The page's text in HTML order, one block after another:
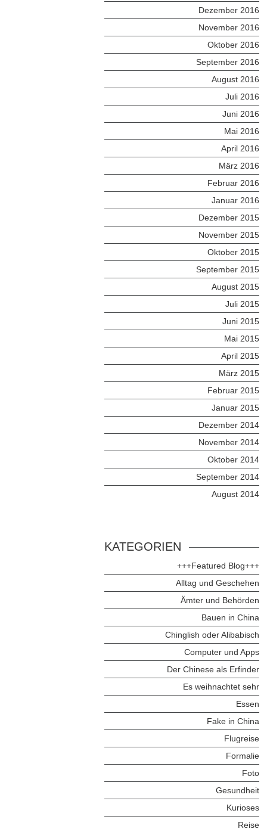
Dezember 2016
November 2016
Oktober 2016
September 2016
August 2016
Juli 2016
Juni 2016
Mai 2016
April 2016
März 2016
Februar 2016
Januar 2016
Dezember 2015
November 2015
Oktober 2015
September 2015
August 2015
Juli 2015
Juni 2015
Mai 2015
April 2015
März 2015
Februar 2015
Januar 2015
Dezember 2014
November 2014
Oktober 2014
September 2014
August 2014
KATEGORIEN
+++Featured Blog+++
Alltag und Geschehen
Ämter und Behörden
Bauen in China
Chinglish oder Alibabisch
Computer und Apps
Der Chinese als Erfinder
Es weihnachtet sehr
Essen
Fake in China
Flugreise
Formalie
Foto
Gesundheit
Kurioses
Reise